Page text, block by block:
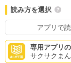
読み方を選択
アプリで
専用アプリ
サクサクま